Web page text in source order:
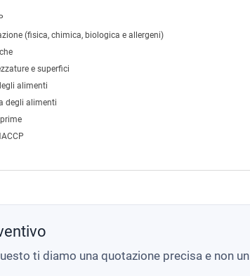
(fisica, chimica, biologica e allergeni)
e superfici
alimenti
degli alimenti
ti diamo una quotazione precisa e non un